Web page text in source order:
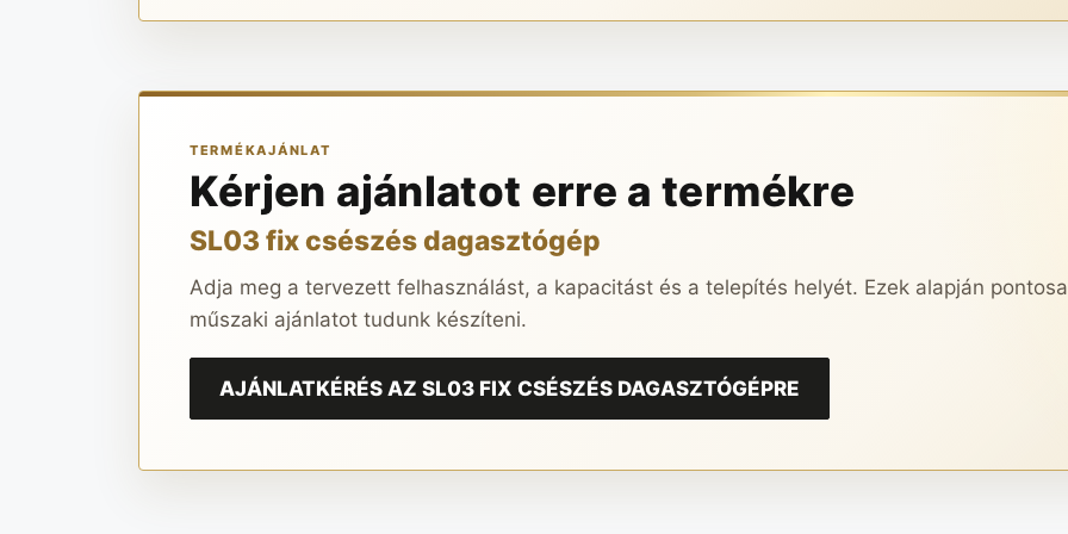
TERMÉKAJÁNLAT
Kérjen ajánlatot erre a termékre
SL03 fix csészés dagasztógép
Adja meg a tervezett felhasználást, a kapacitást és a telepítés helyét. Ezek alapján
műszaki ajánlatot tudunk készíteni.
AJÁNLATKÉRÉS AZ SL03 FIX CSÉSZÉS DAGASZTÓGÉPRE